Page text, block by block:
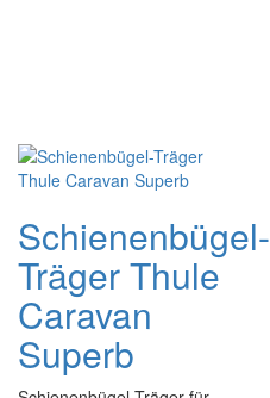
Schienenbügel-
Träger Thule
Caravan
Superb